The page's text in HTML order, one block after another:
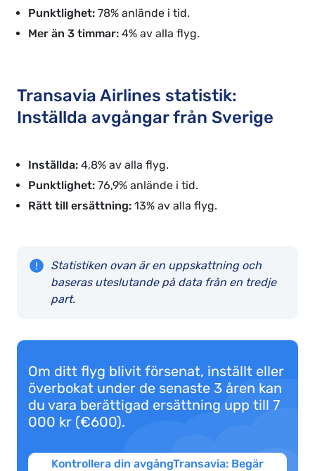
Punktlighet: 78% anlände i tid.
Mer än 3 timmar: 4% av alla flyg.
Transavia Airlines statistik:
Inställda avgångar från Sverige
Inställda: 4,8% av alla flyg.
Punktlighet: 76,9% anlände i tid.
Rätt till ersättning: 13% av alla flyg.
Statistiken ovan är en uppskattning och
baseras uteslutande på data från en tredje
part.
Om ditt flyg blivit försenat, inställt eller
överbokat under de senaste 3 åren kan
du vara berättigad ersättning upp till 7
000 kr (€600).
Kontrollera din avgångTransavia: Begär